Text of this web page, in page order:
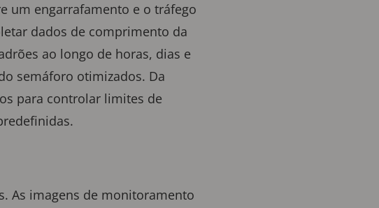
um engarrafamento e o tráfego
dados de comprimento da
ao longo de horas, dias e
semáforo otimizados. Da
para controlar limites de
As imagens de monitoramento